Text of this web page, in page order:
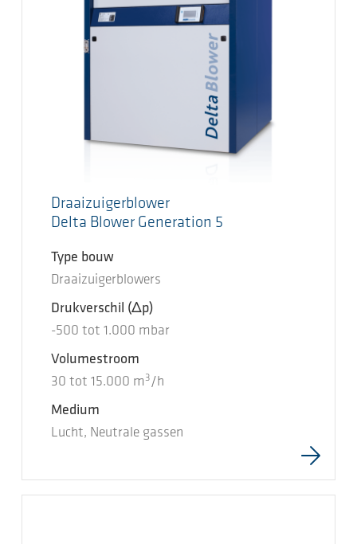
Draaizuigerblower
Delta Blower Generation 5
Type bouw
Draaizuigerblowers
Drukverschil (Δp)
-500 tot 1.000 mbar
Volumestroom
30 tot 15.000 m 3 /h
Medium
Lucht, Neutrale gassen